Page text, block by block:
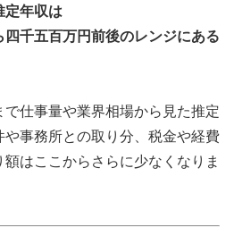
定年収は
千五百万円前後のレンジにある
で仕事量や業界相場から見た推定
事務所との取り分、税金や経費
はここからさらに少なくなりま